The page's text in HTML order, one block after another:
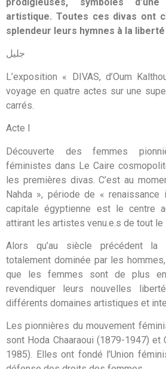
artistique. Toutes ces divas ont
splendeur leurs hymnes à la liberté
جليل
L’exposition « DIVAS, d’Oum
voyage en quatre actes sur une
carrés.
Acte I
Découverte des femmes
féministes dans Le Caire
les premières divas. C’est au
Nahda », période de «
capitale égyptienne est le centre
attirant les artistes venu.e.s de tout le
Alors qu’au siècle précédent
totalement dominée par les
que les femmes sont de plus
revendiquer leurs nouvelles
différents domaines artistiques et
Les pionnières du mouvement
sont Hoda Chaaraoui (1879-1947) et
1985). Elles ont fondé l’Union